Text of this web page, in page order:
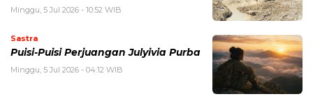
Minggu, 5 Jul 2026 - 10:52 WIB
Sastra
Puisi-Puisi Perjuangan Julyivia Purba
Minggu, 5 Jul 2026 - 04:12 WIB